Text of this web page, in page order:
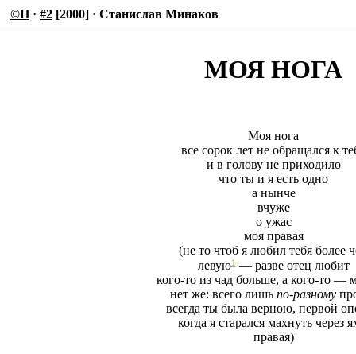
©П · #2 [2000] · Станислав Минаков
МОЯ НОГА
Моя нога
все сорок лет не обращался к
и в голову не приходило
что ты и я есть одно
а нынче
вчуже
о ужас
моя правая
(не то чтоб я любил тебя более
левую1— разве отец любит
кого-то из чад больше, а кого-то —
нет же: всего лишь по-разному
всегда ты была верною, первой
когда я старался махнуть через
правая)